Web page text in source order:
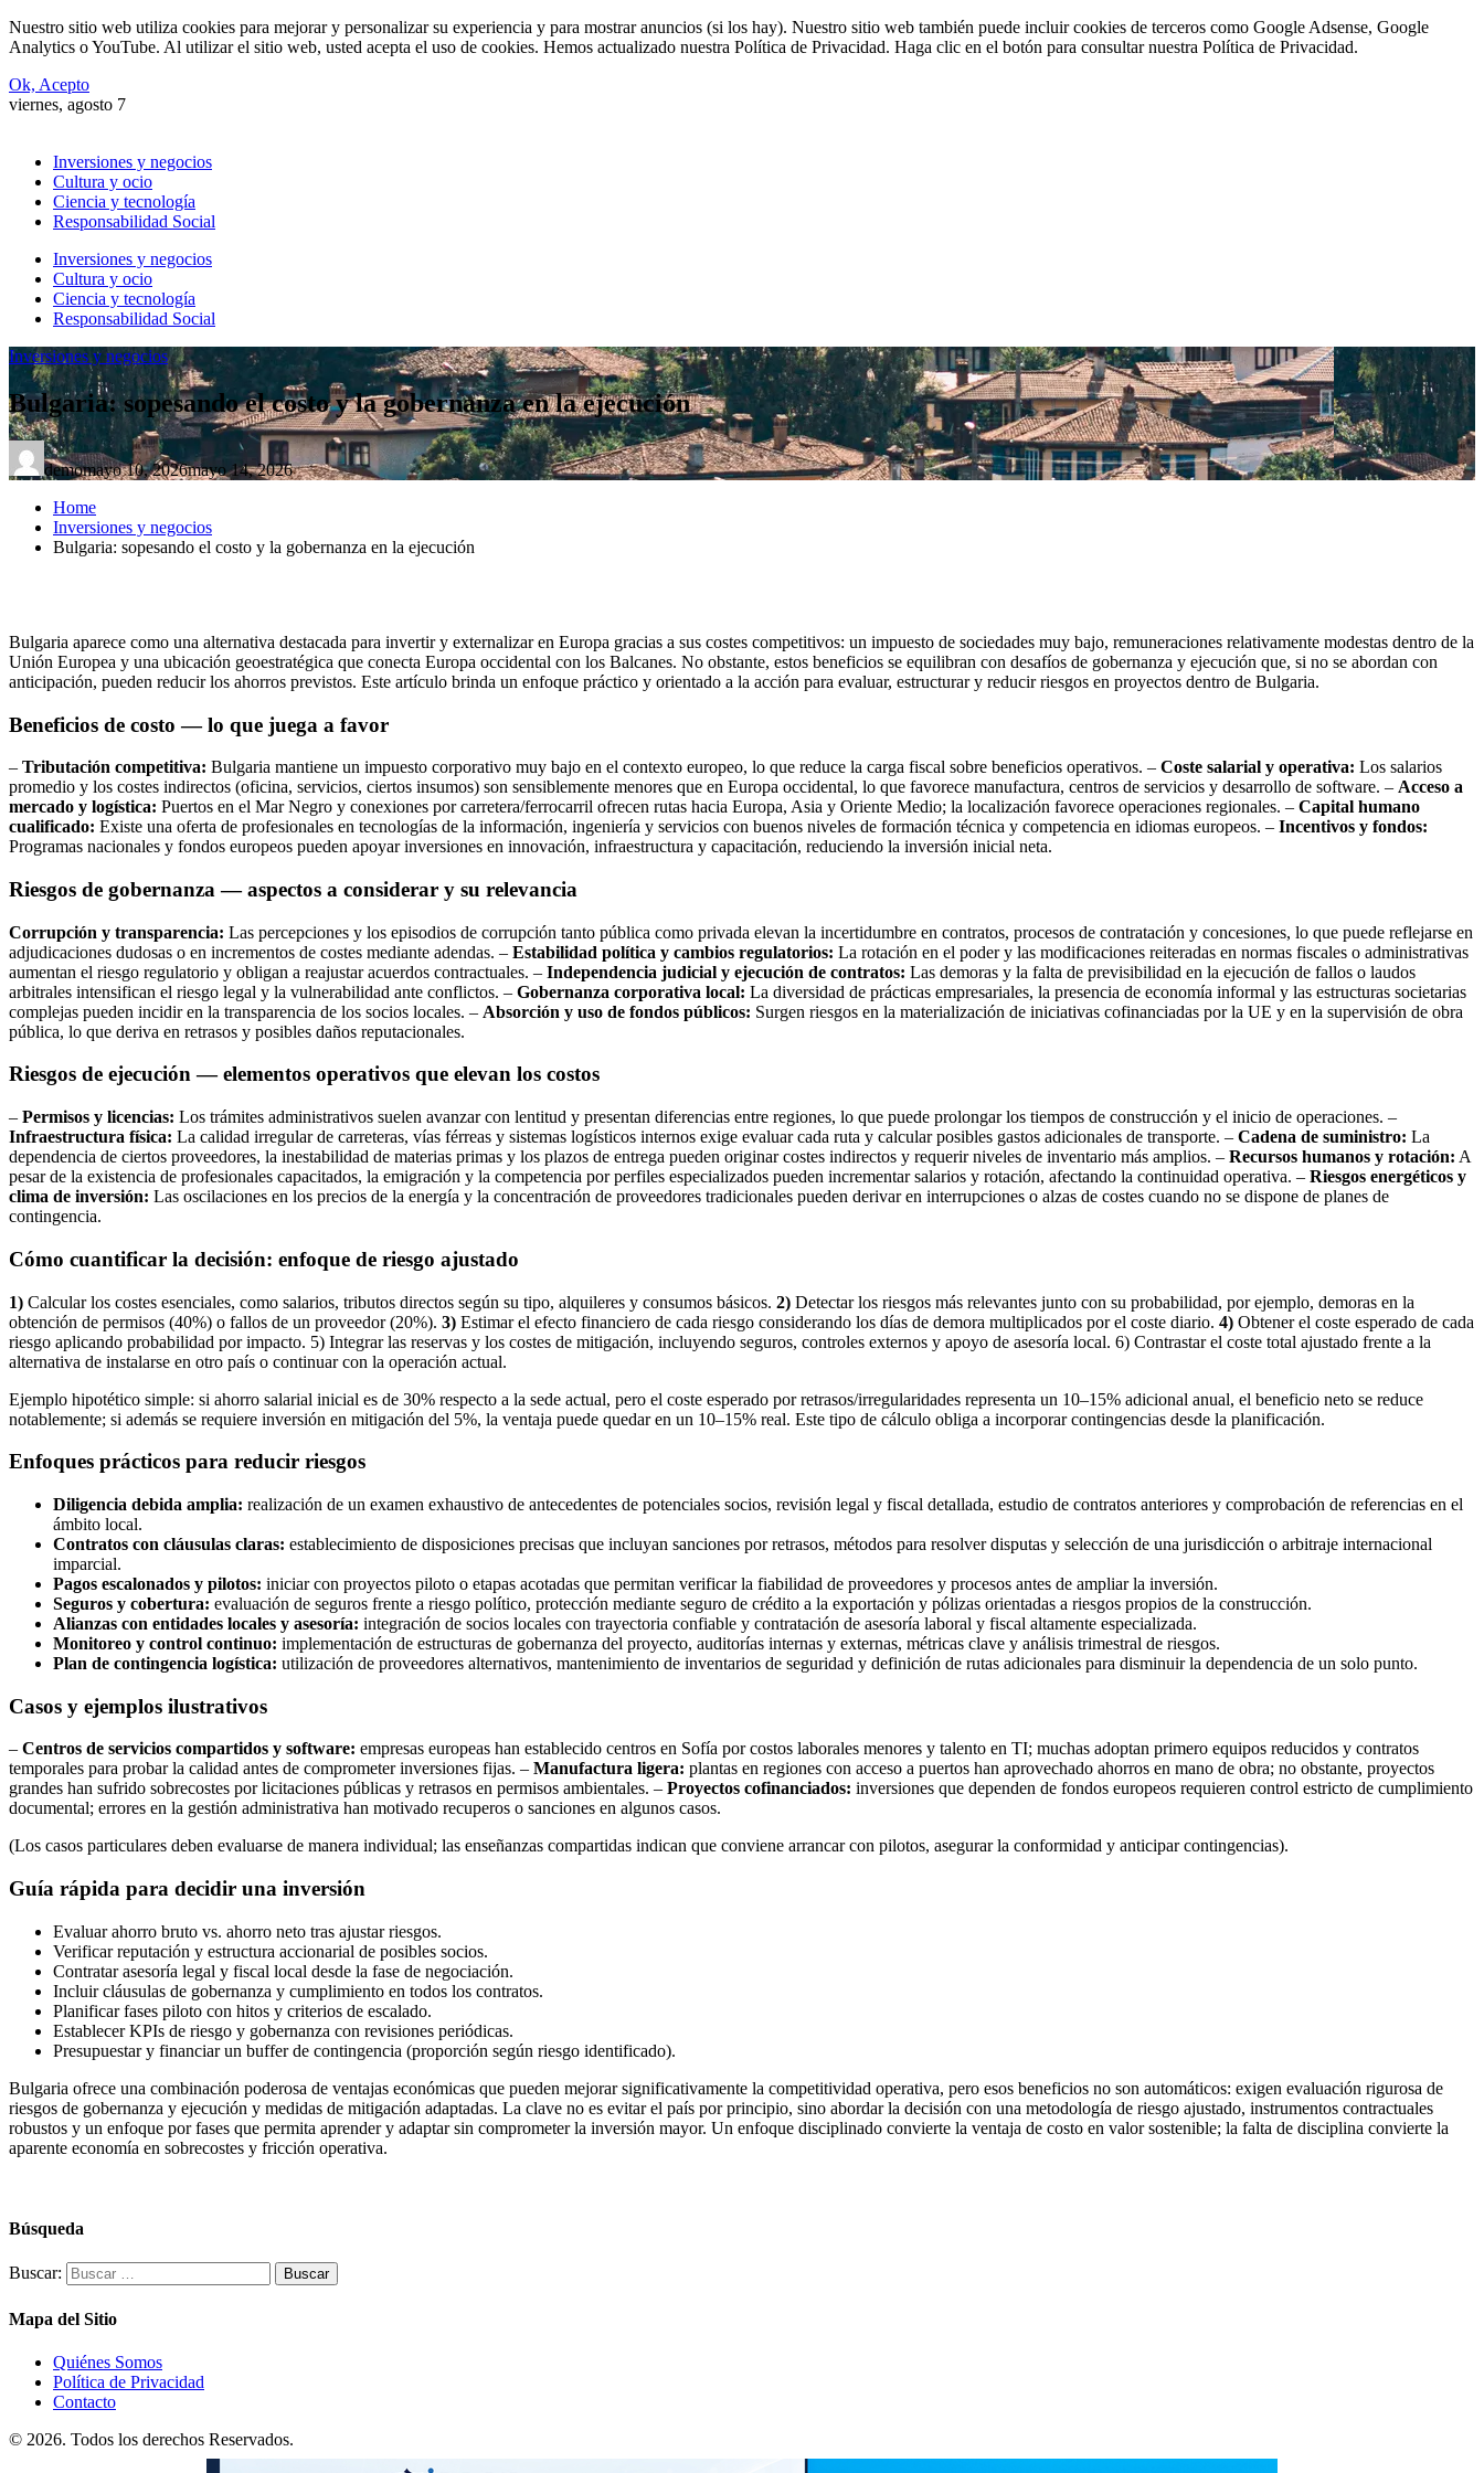
Nuestro sitio web utiliza cookies para mejorar y personalizar su experiencia y para mostrar anuncios (si los hay). Nuestro sitio web también puede incluir cookies de terceros como Google Adsense, Google
Analytics o YouTube. Al utilizar el sitio web, usted acepta el uso de cookies. Hemos actualizado nuestra Política de Privacidad. Haga clic en el botón para consultar nuestra Política de Privacidad.
Ok, Acepto
viernes, agosto 7
Inversiones y negocios
Cultura y ocio
Ciencia y tecnología
Responsabilidad Social
Inversiones y negocios
Cultura y ocio
Ciencia y tecnología
Responsabilidad Social
Inversiones y negocios
Bulgaria: sopesando el costo y la gobernanza en la ejecución
demomayo 10, 2026mayo 14, 2026
Home
Inversiones y negocios
Bulgaria: sopesando el costo y la gobernanza en la ejecución
Bulgaria aparece como una alternativa destacada para invertir y externalizar en Europa gracias a sus costes competitivos: un impuesto de sociedades muy bajo, remuneraciones relativamente modestas dentro de la
Unión Europea y una ubicación geoestratégica que conecta Europa occidental con los Balcanes. No obstante, estos beneficios se equilibran con desafíos de gobernanza y ejecución que, si no se abordan con
anticipación, pueden reducir los ahorros previstos. Este artículo brinda un enfoque práctico y orientado a la acción para evaluar, estructurar y reducir riesgos en proyectos dentro de Bulgaria.
Beneficios de costo — lo que juega a favor
– Tributación competitiva: Bulgaria mantiene un impuesto corporativo muy bajo en el contexto europeo, lo que reduce la carga fiscal sobre beneficios operativos. – Coste salarial y operativa: Los salarios
promedio y los costes indirectos (oficina, servicios, ciertos insumos) son sensiblemente menores que en Europa occidental, lo que favorece manufactura, centros de servicios y desarrollo de software. – Acceso a
mercado y logística: Puertos en el Mar Negro y conexiones por carretera/ferrocarril ofrecen rutas hacia Europa, Asia y Oriente Medio; la localización favorece operaciones regionales. – Capital humano
cualificado: Existe una oferta de profesionales en tecnologías de la información, ingeniería y servicios con buenos niveles de formación técnica y competencia en idiomas europeos. – Incentivos y fondos:
Programas nacionales y fondos europeos pueden apoyar inversiones en innovación, infraestructura y capacitación, reduciendo la inversión inicial neta.
Riesgos de gobernanza — aspectos a considerar y su relevancia
Corrupción y transparencia: Las percepciones y los episodios de corrupción tanto pública como privada elevan la incertidumbre en contratos, procesos de contratación y concesiones, lo que puede reflejarse en
adjudicaciones dudosas o en incrementos de costes mediante adendas. – Estabilidad política y cambios regulatorios: La rotación en el poder y las modificaciones reiteradas en normas fiscales o administrativas
aumentan el riesgo regulatorio y obligan a reajustar acuerdos contractuales. – Independencia judicial y ejecución de contratos: Las demoras y la falta de previsibilidad en la ejecución de fallos o laudos
arbitrales intensifican el riesgo legal y la vulnerabilidad ante conflictos. – Gobernanza corporativa local: La diversidad de prácticas empresariales, la presencia de economía informal y las estructuras societarias
complejas pueden incidir en la transparencia de los socios locales. – Absorción y uso de fondos públicos: Surgen riesgos en la materialización de iniciativas cofinanciadas por la UE y en la supervisión de obra
pública, lo que deriva en retrasos y posibles daños reputacionales.
Riesgos de ejecución — elementos operativos que elevan los costos
– Permisos y licencias: Los trámites administrativos suelen avanzar con lentitud y presentan diferencias entre regiones, lo que puede prolongar los tiempos de construcción y el inicio de operaciones. –
Infraestructura física: La calidad irregular de carreteras, vías férreas y sistemas logísticos internos exige evaluar cada ruta y calcular posibles gastos adicionales de transporte. – Cadena de suministro: La
dependencia de ciertos proveedores, la inestabilidad de materias primas y los plazos de entrega pueden originar costes indirectos y requerir niveles de inventario más amplios. – Recursos humanos y rotación: A
pesar de la existencia de profesionales capacitados, la emigración y la competencia por perfiles especializados pueden incrementar salarios y rotación, afectando la continuidad operativa. – Riesgos energéticos y
clima de inversión: Las oscilaciones en los precios de la energía y la concentración de proveedores tradicionales pueden derivar en interrupciones o alzas de costes cuando no se dispone de planes de
contingencia.
Cómo cuantificar la decisión: enfoque de riesgo ajustado
1) Calcular los costes esenciales, como salarios, tributos directos según su tipo, alquileres y consumos básicos. 2) Detectar los riesgos más relevantes junto con su probabilidad, por ejemplo, demoras en la
obtención de permisos (40%) o fallos de un proveedor (20%). 3) Estimar el efecto financiero de cada riesgo considerando los días de demora multiplicados por el coste diario. 4) Obtener el coste esperado de cada
riesgo aplicando probabilidad por impacto. 5) Integrar las reservas y los costes de mitigación, incluyendo seguros, controles externos y apoyo de asesoría local. 6) Contrastar el coste total ajustado frente a la
alternativa de instalarse en otro país o continuar con la operación actual.
Ejemplo hipotético simple: si ahorro salarial inicial es de 30% respecto a la sede actual, pero el coste esperado por retrasos/irregularidades representa un 10–15% adicional anual, el beneficio neto se reduce
notablemente; si además se requiere inversión en mitigación del 5%, la ventaja puede quedar en un 10–15% real. Este tipo de cálculo obliga a incorporar contingencias desde la planificación.
Enfoques prácticos para reducir riesgos
Diligencia debida amplia: realización de un examen exhaustivo de antecedentes de potenciales socios, revisión legal y fiscal detallada, estudio de contratos anteriores y comprobación de referencias en el
ámbito local.
Contratos con cláusulas claras: establecimiento de disposiciones precisas que incluyan sanciones por retrasos, métodos para resolver disputas y selección de una jurisdicción o arbitraje internacional
imparcial.
Pagos escalonados y pilotos: iniciar con proyectos piloto o etapas acotadas que permitan verificar la fiabilidad de proveedores y procesos antes de ampliar la inversión.
Seguros y cobertura: evaluación de seguros frente a riesgo político, protección mediante seguro de crédito a la exportación y pólizas orientadas a riesgos propios de la construcción.
Alianzas con entidades locales y asesoría: integración de socios locales con trayectoria confiable y contratación de asesoría laboral y fiscal altamente especializada.
Monitoreo y control continuo: implementación de estructuras de gobernanza del proyecto, auditorías internas y externas, métricas clave y análisis trimestral de riesgos.
Plan de contingencia logística: utilización de proveedores alternativos, mantenimiento de inventarios de seguridad y definición de rutas adicionales para disminuir la dependencia de un solo punto.
Casos y ejemplos ilustrativos
– Centros de servicios compartidos y software: empresas europeas han establecido centros en Sofía por costos laborales menores y talento en TI; muchas adoptan primero equipos reducidos y contratos
temporales para probar la calidad antes de comprometer inversiones fijas. – Manufactura ligera: plantas en regiones con acceso a puertos han aprovechado ahorros en mano de obra; no obstante, proyectos
grandes han sufrido sobrecostes por licitaciones públicas y retrasos en permisos ambientales. – Proyectos cofinanciados: inversiones que dependen de fondos europeos requieren control estricto de cumplimiento
documental; errores en la gestión administrativa han motivado recuperos o sanciones en algunos casos.
(Los casos particulares deben evaluarse de manera individual; las enseñanzas compartidas indican que conviene arrancar con pilotos, asegurar la conformidad y anticipar contingencias).
Guía rápida para decidir una inversión
Evaluar ahorro bruto vs. ahorro neto tras ajustar riesgos.
Verificar reputación y estructura accionarial de posibles socios.
Contratar asesoría legal y fiscal local desde la fase de negociación.
Incluir cláusulas de gobernanza y cumplimiento en todos los contratos.
Planificar fases piloto con hitos y criterios de escalado.
Establecer KPIs de riesgo y gobernanza con revisiones periódicas.
Presupuestar y financiar un buffer de contingencia (proporción según riesgo identificado).
Bulgaria ofrece una combinación poderosa de ventajas económicas que pueden mejorar significativamente la competitividad operativa, pero esos beneficios no son automáticos: exigen evaluación rigurosa de
riesgos de gobernanza y ejecución y medidas de mitigación adaptadas. La clave no es evitar el país por principio, sino abordar la decisión con una metodología de riesgo ajustado, instrumentos contractuales
robustos y un enfoque por fases que permita aprender y adaptar sin comprometer la inversión mayor. Un enfoque disciplinado convierte la ventaja de costo en valor sostenible; la falta de disciplina convierte la
aparente economía en sobrecostes y fricción operativa.
Búsqueda
Buscar:
Mapa del Sitio
Quiénes Somos
Política de Privacidad
Contacto
© 2026. Todos los derechos Reservados.